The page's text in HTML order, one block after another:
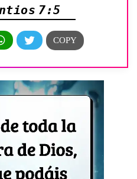
7:5